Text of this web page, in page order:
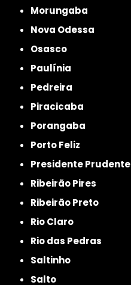
Morungaba
Nova Odessa
Osasco
Paulínia
Pedreira
Piracicaba
Porangaba
Porto Feliz
Presidente Prudente
Ribeirão Pires
Ribeirão Preto
Rio Claro
Rio das Pedras
Saltinho
Salto